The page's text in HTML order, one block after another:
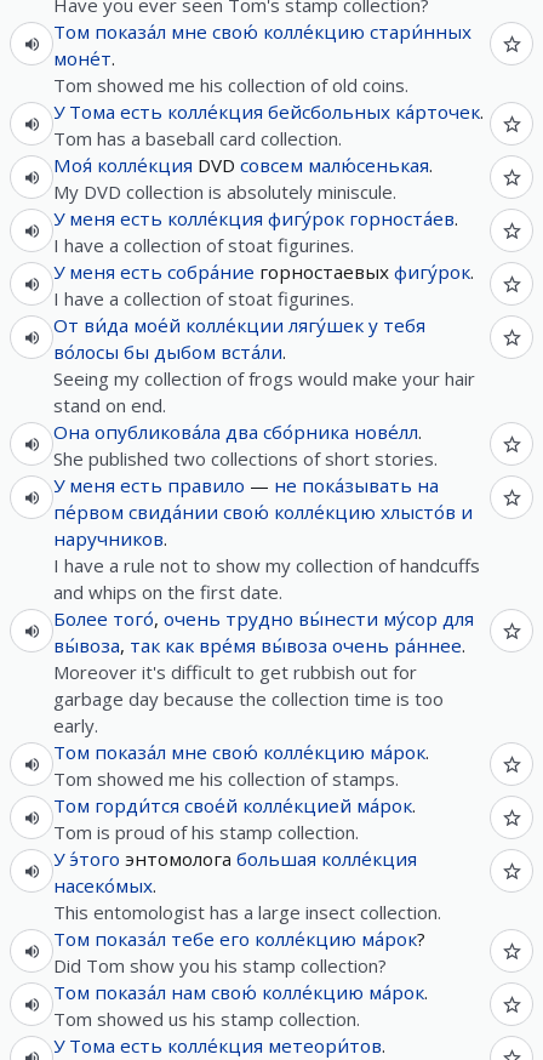
Have you ever seen Tom's stamp collection?
Том показа́л мне свою́ колле́кцию стари́нных
моне́т.
Tom showed me his collection of old coins.
У Тома есть колле́кция бейсбольных ка́рточек.
Tom has a baseball card collection.
Моя́ колле́кция DVD совсем малю́сенькая.
My DVD collection is absolutely miniscule.
У меня есть колле́кция фигу́рок горноста́ев.
I have a collection of stoat figurines.
У меня есть собра́ние горностаевых фигу́рок.
I have a collection of stoat figurines.
От ви́да мое́й колле́кции лягу́шек у тебя
во́лосы бы дыбом вста́ли.
Seeing my collection of frogs would make your hair
stand on end.
Она опубликова́ла два сбо́рника нове́лл.
She published two collections of short stories.
У меня есть правило — не пока́зывать на
пе́рвом свида́нии свою́ колле́кцию хлысто́в и
наручников.
I have a rule not to show my collection of handcuffs
and whips on the first date.
Более того́, очень трудно вы́нести му́сор для
вы́воза, так как вре́мя вы́воза очень ра́ннее.
Moreover it's difficult to get rubbish out for
garbage day because the collection time is too
early.
Том показа́л мне свою́ колле́кцию ма́рок.
Tom showed me his collection of stamps.
Том горди́тся свое́й колле́кцией ма́рок.
Tom is proud of his stamp collection.
У э́того энтомолога большая колле́кция
насеко́мых.
This entomologist has a large insect collection.
Том показа́л тебе его колле́кцию ма́рок?
Did Tom show you his stamp collection?
Том показа́л нам свою́ колле́кцию ма́рок.
Tom showed us his stamp collection.
У Тома есть колле́кция метеори́тов.